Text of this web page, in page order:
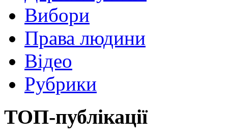
Вибори
Права людини
Відео
Рубрики
ТОП-публікації